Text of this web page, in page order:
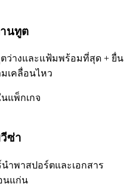
นทูต
ว่างและแฟ้มพร้อมที่สุด + ยื่น
เคลื่อนไหว
แพ็กเกจ
ซ่า
ำพาสปอร์ตและเอกสาร
นแก่น